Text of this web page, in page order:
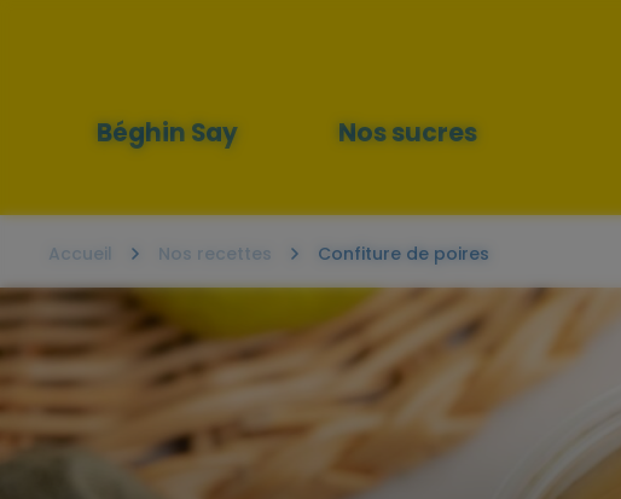
Béghin Say Nos sucres
Accueil Nos recettes Confiture de poires